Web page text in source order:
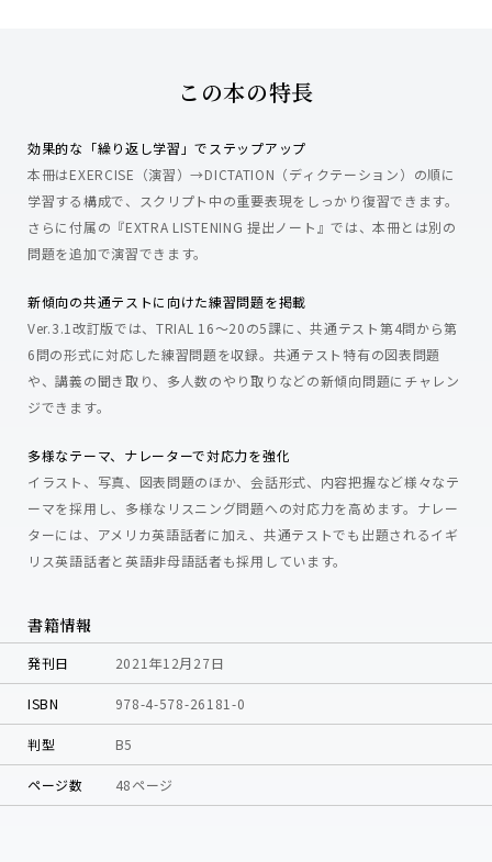
この本の特長
効果的な「繰り返し学習」でステップアップ
本冊はEXERCISE（演習）→DICTATION（ディクテーション）の順に
学習する構成で、スクリプト中の重要表現をしっかり復習できます。
さらに付属の『EXTRA LISTENING 提出ノート』では、本冊とは別の
問題を追加で演習できます。
新傾向の共通テストに向けた練習問題を掲載
Ver.3.1改訂版では、TRIAL 16〜20の5課に、共通テスト第4問から第
6問の形式に対応した練習問題を収録。共通テスト特有の図表問題
や、講義の聞き取り、多人数のやり取りなどの新傾向問題にチャレン
ジできます。
多様なテーマ、ナレーターで対応力を強化
イラスト、写真、図表問題のほか、会話形式、内容把握など様々なテ
ーマを採用し、多様なリスニング問題への対応力を高めます。ナレー
ターには、アメリカ英語話者に加え、共通テストでも出題されるイギ
リス英語話者と英語非母語話者も採用しています。
書籍情報
発刊日 2021年12月27日
ISBN 978-4-578-26181-0
判型 B5
ページ数 48ページ